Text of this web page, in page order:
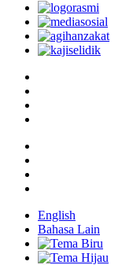
English
Bahasa Lain